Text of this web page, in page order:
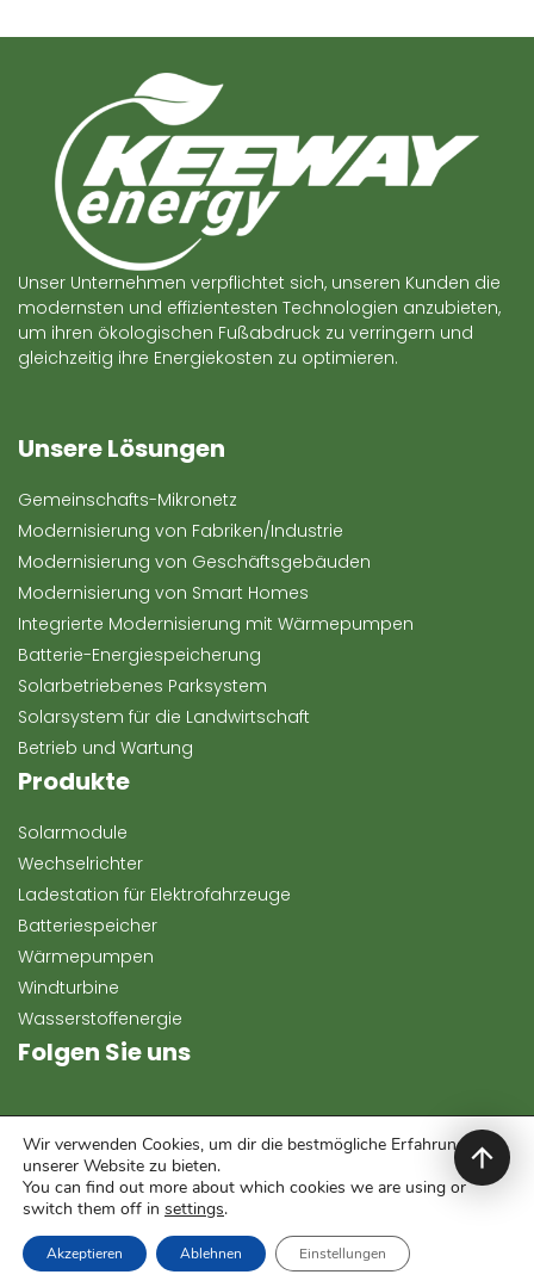
Unser Unternehmen verpflichtet sich, unseren Kunden die
modernsten und effizientesten Technologien anzubieten,
um ihren ökologischen Fußabdruck zu verringern und
gleichzeitig ihre Energiekosten zu optimieren.
Unsere Lösungen
Gemeinschafts-Mikronetz
Modernisierung von Fabriken/Industrie
Modernisierung von Geschäftsgebäuden
Modernisierung von Smart Homes
Integrierte Modernisierung mit Wärmepumpen
Batterie-Energiespeicherung
Solarbetriebenes Parksystem
Solarsystem für die Landwirtschaft
Betrieb und Wartung
Produkte
Solarmodule
Wechselrichter
Ladestation für Elektrofahrzeuge
Batteriespeicher
Wärmepumpen
Windturbine
Wasserstoffenergie
Folgen Sie uns
Copyright 2024, Keeway Energy. Alle Rechte vorbehalten.
Development & Template:darkfirewebstudio.hu
Wir verwenden Cookies, um dir die bestmögliche Erfahrung auf
unserer Website zu bieten.
You can find out more about which cookies we are using or
switch them off in settings.
Akzeptieren Ablehnen Einstellungen